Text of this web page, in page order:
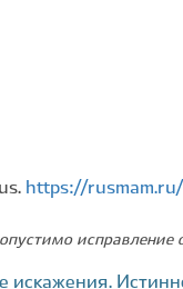
https://
исправление
искажения.